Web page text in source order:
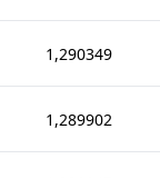
1,290349
1,289902